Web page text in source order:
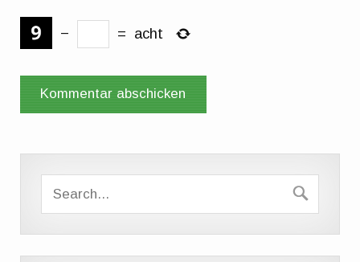
− = acht